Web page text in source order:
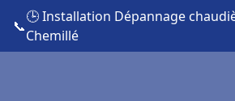
📞
🕒 Installation Dépannage
Chemillé